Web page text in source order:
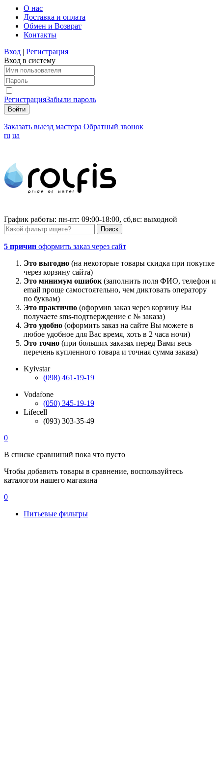
О нас
Доставка и оплата
Обмен и Возврат
Контакты
Вход | Регистрация
Вход в систему
РегистрацияЗабыли пароль
Заказать выезд мастера Обратный звонок
ru ua
График работы: пн-пт: 09:00-18:00, сб,вс: выходной
5 причин оформить заказ через сайт
Это выгодно (на некоторые товары скидка при покупке
через корзину сайта)
Это минимум ошибок (заполнить поля ФИО, телефон и
email проще самостоятельно, чем диктовать оператору
по буквам)
Это практично (оформив заказ через корзину Вы
получаете sms-подтверждение с № заказа)
Это удобно (оформить заказ на сайте Вы можете в
любое удобное для Вас время, хоть в 2 часа ночи)
Это точно (при больших заказах перед Вами весь
перечень купленного товара и точная сумма заказа)
Kyivstar
(098) 461-19-19
Vodafone
(050) 345-19-19
Lifecell
(093) 303-35-49
0
В списке сравниний пока что пусто
Чтобы добавить товары в сравнение, воспользуйтесь
каталогом нашего магазина
0
Питьевые фильтры